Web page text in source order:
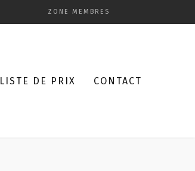
ZONE MEMBRES
LISTE DE PRIX CONTACT